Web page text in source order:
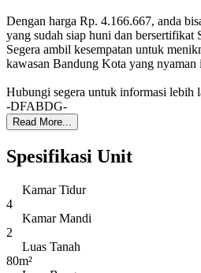
Dengan harga Rp. 4.166.667, anda
yang sudah siap huni dan
Segera ambil kesempatan untuk
kawasan Bandung Kota yang nyaman
Hubungi segera untuk informasi lebih
-DFABDG-
Read More...
Spesifikasi Unit
Kamar Tidur
4
Kamar Mandi
2
Luas Tanah
80m²